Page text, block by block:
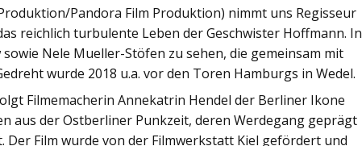
Pandora Film Produktion) nimmt uns Regisseur
reichlich turbulente Leben der Geschwister Hoffmann. In
Nele Mueller-Stöfen zu sehen, die gemeinsam mit
wurde 2018 u.a. vor den Toren Hamburgs in Wedel.
Filmemacherin Annekatrin Hendel der Berliner Ikone
aus der Ostberliner Punkzeit, deren Werdegang geprägt
Film wurde von der Filmwerkstatt Kiel gefördert und